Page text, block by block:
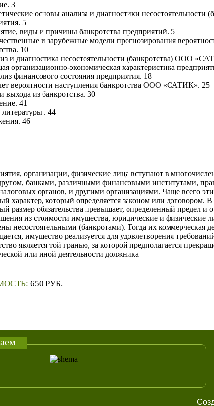
3
основы анализа и диагностики несостоятельности
5
виды и причины банкротства предприятий. 5
и зарубежные модели прогнозирования
10
и диагностика несостоятельности (банкротства) ООО
организационно-экономическая характеристика
финансового состояния предприятия. 18
вероятности наступления банкротства ООО «САТИК». 25
выхода из банкротства. 30
41
44
46
организации, физические лица вступают в
банками, различными финансовыми институтами,
органов, и другими организациями. Чаще всего
характер, который определяется законом или договором. В
размер обязательства пре­вышает, определенный предел и
из стоимости имущества, юридические и физические
несостоятельными (банкротами). Тогда их ком­мерческая
имущество реализуется для удовлетворения
явля­ется той гранью, за которой предполагается
или иной деятельности должника
650 РУБ.